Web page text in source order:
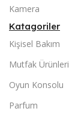
Kamera
Katagoriler
Kişisel Bakım
Mutfak Ürünleri
Oyun Konsolu
Parfum